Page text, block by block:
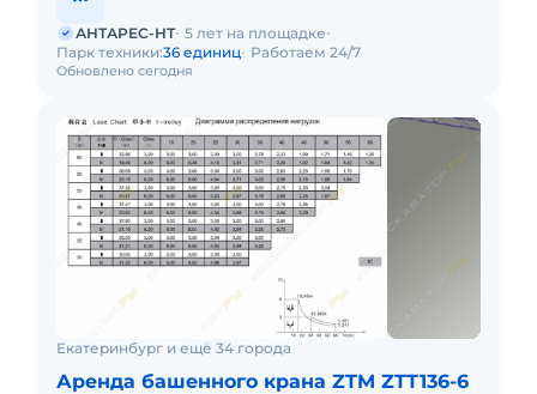
Обновлено сегодня
АНТАРЕС-НТ 5 лет на площадке
Парк техники:36 единиц Работаем 24/7
Екатеринбург и ещё 34 города
Аренда башенного крана ZTM ZTT136-6